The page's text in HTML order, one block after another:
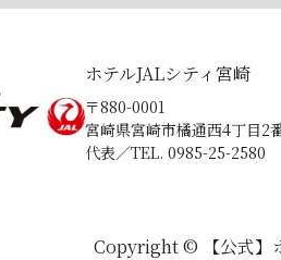
ホテルJALシティ宮崎
〒880-0001
宮崎県宮崎市橘通西4丁目2
代表／TEL. 0985-25-2580
Copyright © 【公式】